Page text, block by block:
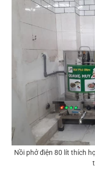
Nồi phở điện 80 lít thích